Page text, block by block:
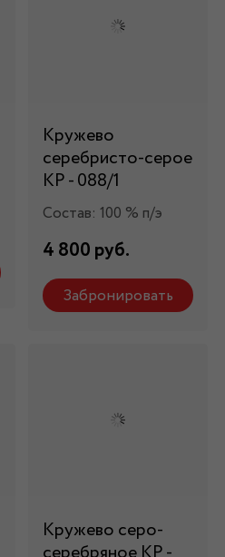
Кружево
серебристо-серое
КР - 088/1
Состав: 100 % п/э
4 800 руб.
Забронировать
Кружево серо-